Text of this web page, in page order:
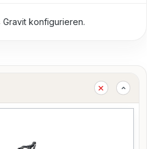
konfigurieren.